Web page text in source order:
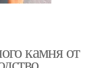
камня от